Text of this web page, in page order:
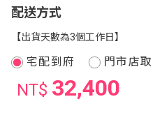
配送方式
【出貨天數為3個工作日】
宅配到府 門市店取
NT$ 32,400